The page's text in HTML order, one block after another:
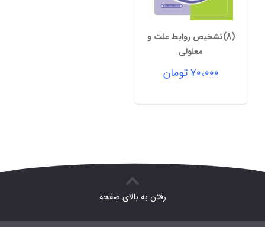
(8)تشخیص روابط علت و
معلولی
۷۰،۰۰۰تومان
رفتن به بالای صفحه